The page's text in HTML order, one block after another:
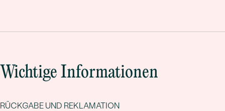
Wichtige Informationen
RÜCKGABE UND REKLAMATION